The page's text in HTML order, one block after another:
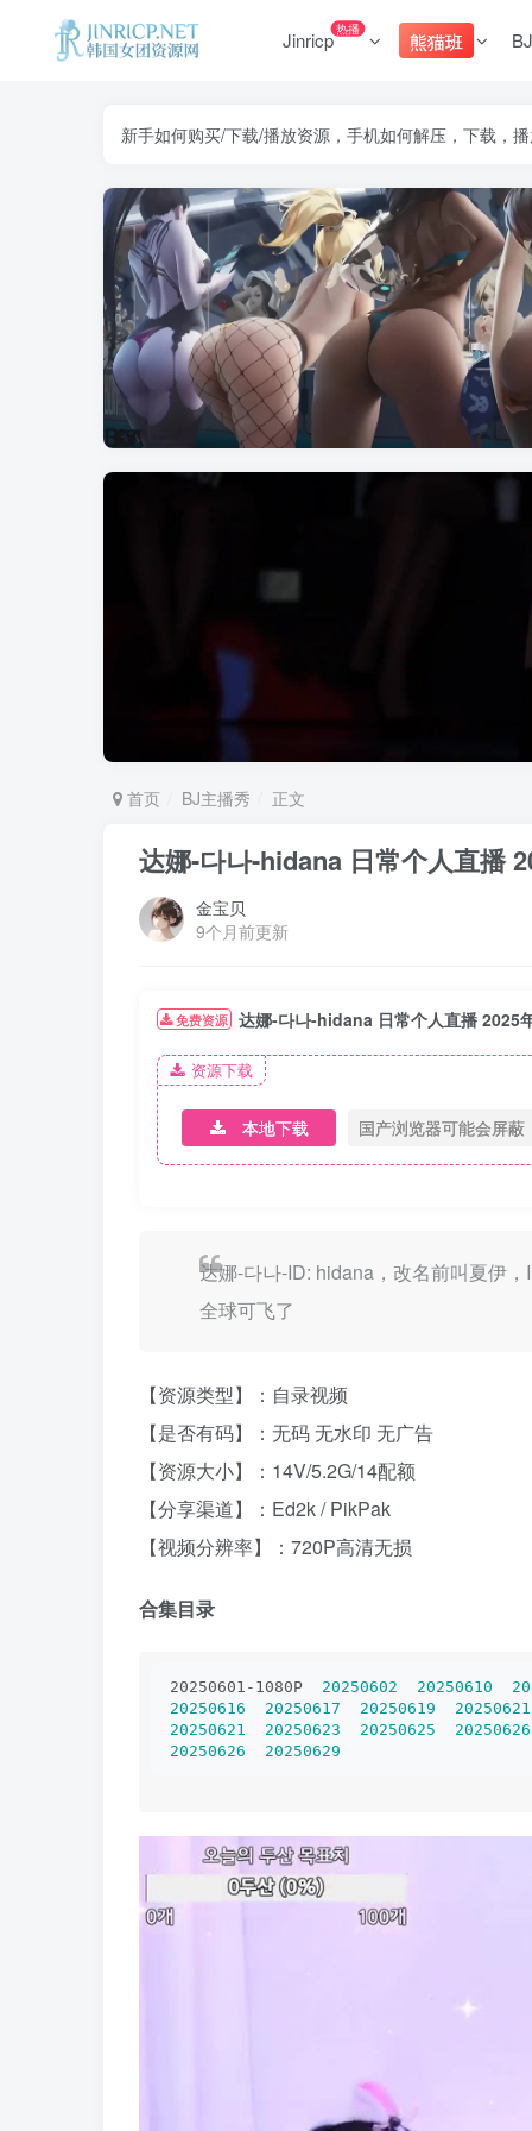
Jinricp热播
熊猫班
新手如何购买/下载/播放资源，手机如何解压，下载，
首页 BJ主播秀 正文
达娜-다나-hidana 日常个人直播
金宝贝
9个月前更新
免费资源 达娜-다나-hidana 日常个人直播 2025
资源下载
本地下载 国产浏览器可能会屏
达娜-다나-ID: hidana，改名前叫夏伊
全球可飞了
【资源类型】：自录视频
【是否有码】：无码 无水印 无广告
【资源大小】：14V/5.2G/14配额
【分享渠道】：Ed2k / PikPak
【视频分辨率】：720P高清无损
合集目录
20250601-1080P 20250602 20250610
20250616
20250617 20250619 20250621
20250621
20250623 20250625 20250626
20250626
20250629